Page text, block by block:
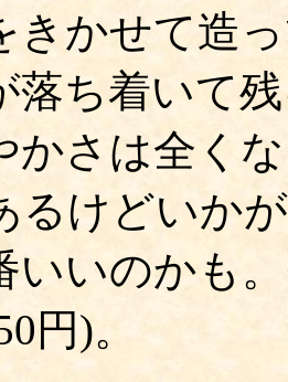
きかせて造
落ち着いて
かさは全く
るけどいか
いいのかも
円)。